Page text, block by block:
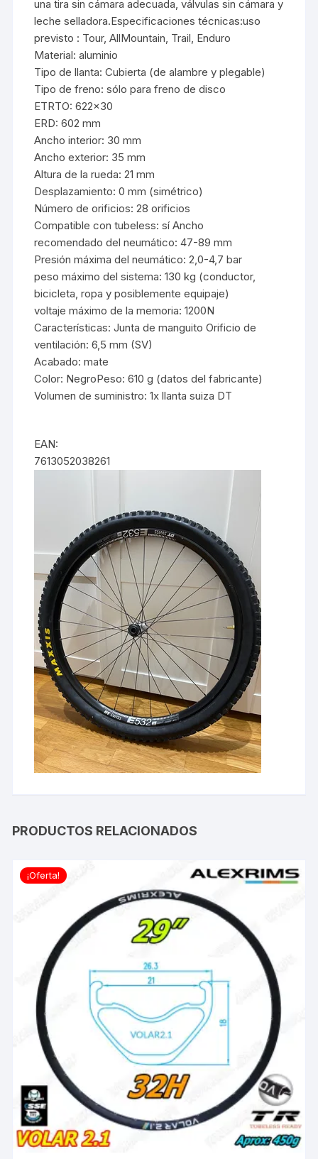
una tira sin cámara adecuada, válvulas sin cámara y
leche selladora.Especificaciones técnicas:uso
previsto : Tour, AllMountain, Trail, Enduro
Material: aluminio
Tipo de llanta: Cubierta (de alambre y plegable)
Tipo de freno: sólo para freno de disco
ETRTO: 622×30
ERD: 602 mm
Ancho interior: 30 mm
Ancho exterior: 35 mm
Altura de la rueda: 21 mm
Desplazamiento: 0 mm (simétrico)
Número de orificios: 28 orificios
Compatible con tubeless: sí Ancho
recomendado del neumático: 47-89 mm
Presión máxima del neumático: 2,0-4,7 bar
peso máximo del sistema: 130 kg (conductor,
bicicleta, ropa y posiblemente equipaje)
voltaje máximo de la memoria: 1200N
Características: Junta de manguito Orificio de
ventilación: 6,5 mm (SV)
Acabado: mate
Color: NegroPeso: 610 g (datos del fabricante)
Volumen de suministro: 1x llanta suiza DT
EAN:
7613052038261
PRODUCTOS RELACIONADOS
¡Oferta!